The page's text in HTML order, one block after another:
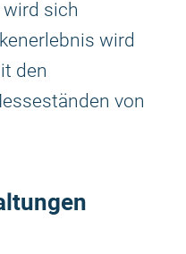
sich
wird
den
von